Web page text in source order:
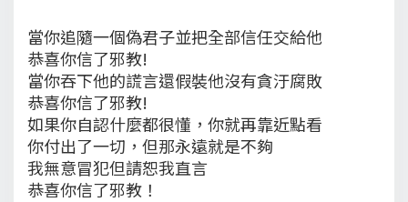
當你追隨一個偽君子並把全部信任交給他
恭喜你信了邪教!
當你吞下他的謊言還假裝他沒有貪汙腐敗
恭喜你信了邪教!
如果你自認什麼都很懂，你就再靠近點看
你付出了一切，但那永遠就是不夠
我無意冒犯但請恕我直言
恭喜你信了邪教！